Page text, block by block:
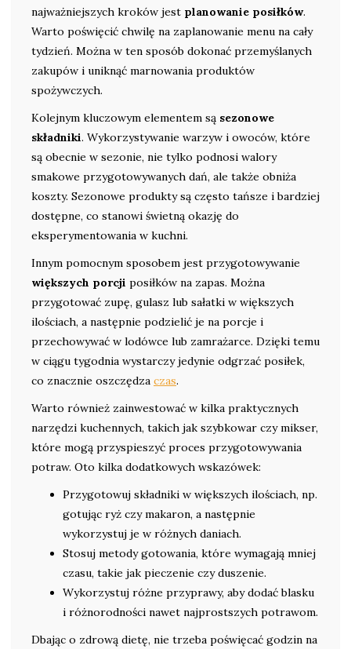
najważniejszych kroków jest planowanie posiłków.
Warto poświęcić chwilę na zaplanowanie menu na cały
tydzień. Można w ten sposób dokonać przemyślanych
zakupów i uniknąć marnowania produktów
spożywczych.
Kolejnym kluczowym elementem są sezonowe
składniki. Wykorzystywanie warzyw i owoców, które
są obecnie w sezonie, nie tylko podnosi walory
smakowe przygotowywanych dań, ale także obniża
koszty. Sezonowe produkty są często tańsze i bardziej
dostępne, co stanowi świetną okazję do
eksperymentowania w kuchni.
Innym pomocnym sposobem jest przygotowywanie
większych porcji posiłków na zapas. Można
przygotować zupę, gulasz lub sałatki w większych
ilościach, a następnie podzielić je na porcje i
przechowywać w lodówce lub zamrażarce. Dzięki temu
w ciągu tygodnia wystarczy jedynie odgrzać posiłek,
co znacznie oszczędza czas.
Warto również zainwestować w kilka praktycznych
narzędzi kuchennych, takich jak szybkowar czy mikser,
które mogą przyspieszyć proces przygotowywania
potraw. Oto kilka dodatkowych wskazówek:
Przygotowuj składniki w większych ilościach, np.
gotując ryż czy makaron, a następnie
wykorzystuj je w różnych daniach.
Stosuj metody gotowania, które wymagają mniej
czasu, takie jak pieczenie czy duszenie.
Wykorzystuj różne przyprawy, aby dodać blasku
i różnorodności nawet najprostszych potrawom.
Dbając o zdrową dietę, nie trzeba poświęcać godzin na